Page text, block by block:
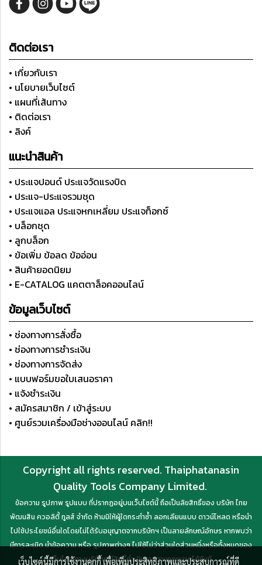
ติดต่อเรา
• เกี่ยวกับเรา
• นโยบายเว็บไซต์
• แผนที่เส้นทาง
• ติดต่อเรา
• ลิงค์
แนะนำสินค้า
• ประแจปอนด์ ประแจวัดแรงบิด
• ประแจ-ประแจรวมชุด
• ประแจแอล ประแจหกเหลี่ยม ประแจท็อกซ์
• บล็อกชุด
• ลูกบล็อก
• ข้อเพิ่ม ข้อลด ข้ออ่อน
• สินค้ายอดนิยม
• E-CATALOG แคตตาล็อคออนไลน์
ข้อมูลเว็บไซต์
• ช่องทางการสั่งซื้อ
• ช่องทางการชำระเงิน
• ช่องทางการจัดส่ง
• แบบฟอร์มขอใบเสนอราคา
• แจ้งชำระเงิน
• สมัครสมาชิก / เข้าสู่ระบบ
• ศูนย์รวมเครื่องมือช่างออนไลน์ คลิก!!
Copyright all rights reserved. Thaiphatanasin
Quality Tools Company Limited.
ข้อความ รูปภาพ รูปแบบ ที่ปรากฏอยู่บนเว็บไซต์นี้ ถือเป็นลิขสิทธิ์ของ บริษัท ไทย
พัฒนสิน ควอลิตี้ ทูลส์ จำกัด ห้ามมิให้ผู้ใดกระทำซ้ำ ลอกเลียนแบบ ดาวน์โหลด หรือนำ
ไปใช้ประโยชน์อื่นใดโดยไม่ได้รับอนุญาตจากบริษัทฯ เป็นลายลักษณ์อักษร หากพบว่า
มีการละเมิด นำข้อความ หรือ รูปภาพต่างๆ ไปใช้ไม่ว่าส่วนใดส่วนหนึ่งหรือทั้งหมดของ
เว็บไซต์ ทางบริษัทฯ มีสิทธิ์ดำเนินการตามกฎหมายได้ทันที
เว็บไซต์นี้มีการใช้งานคุกกี้ เพื่อเพิ่มประสิทธิภาพและประสบการณ์ที่ดี